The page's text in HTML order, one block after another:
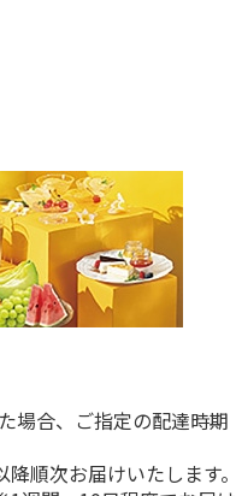
場合、ご指定の配達時期
順次お届けいたします。